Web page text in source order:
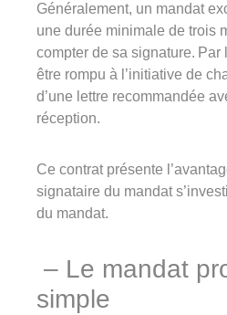
Généralement, un mandat
une durée minimale de trois
compter de sa signature. Par
être rompu à l’initiative de
d’une lettre recommandée
réception.
Ce contrat présente
signataire du mandat
du mandat.
– Le mandat
simple